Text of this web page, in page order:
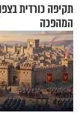
תקיפה כורדית
המהפכה